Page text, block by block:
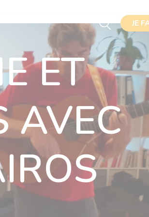
JE
JE FAIS UN DON
ET
AVEC